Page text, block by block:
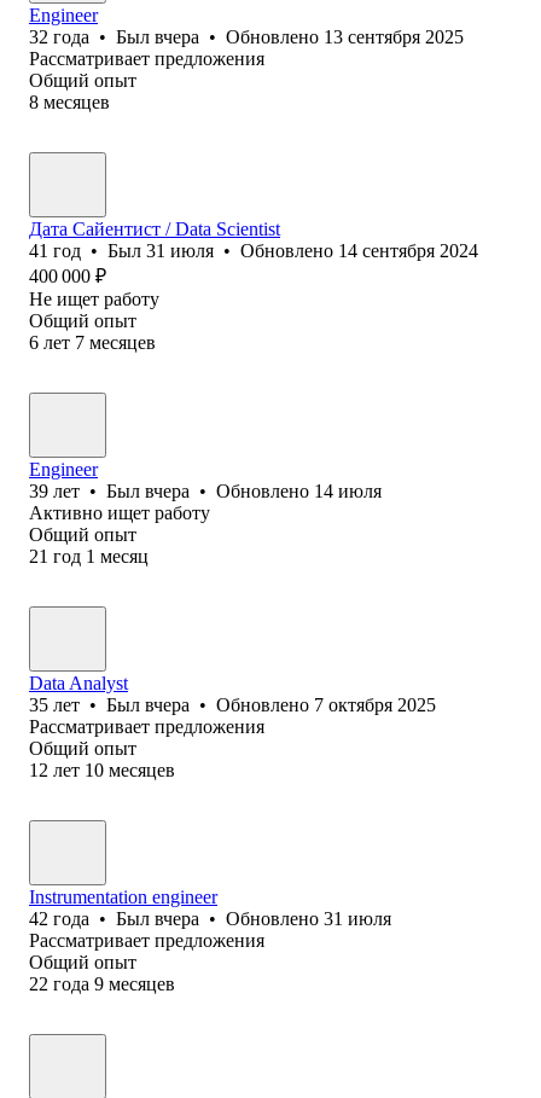
Engineer
32 года • Был вчера • Обновлено 13 сентября 2025
Рассматривает предложения
Общий опыт
8 месяцев
Дата Сайентист / Data Scientist
41 год • Был 31 июля • Обновлено 14 сентября 2024
400 000 ₽
Не ищет работу
Общий опыт
6 лет 7 месяцев
Engineer
39 лет • Был вчера • Обновлено 14 июля
Активно ищет работу
Общий опыт
21 год 1 месяц
Data Analyst
35 лет • Был вчера • Обновлено 7 октября 2025
Рассматривает предложения
Общий опыт
12 лет 10 месяцев
Instrumentation engineer
42 года • Был вчера • Обновлено 31 июля
Рассматривает предложения
Общий опыт
22 года 9 месяцев